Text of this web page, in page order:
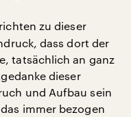
zu dieser
dass dort der
tatsächlich an ganz
dieser
und Aufbau sein
immer bezogen